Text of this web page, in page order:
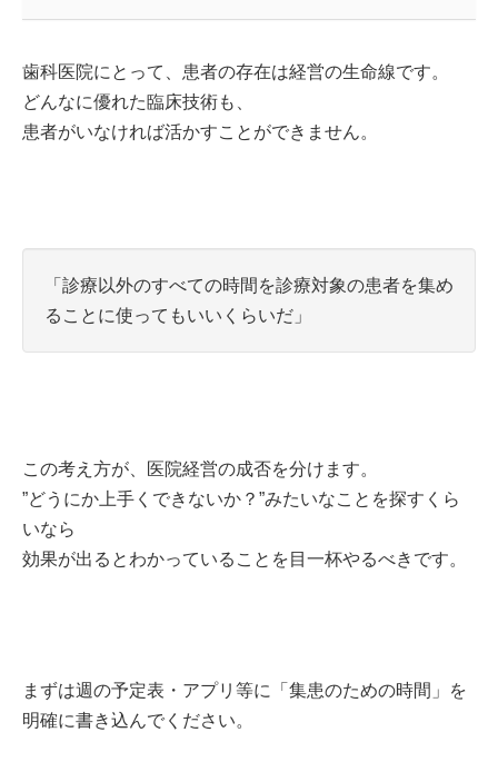
歯科医院にとって、患者の存在は経営の生命線です。
どんなに優れた臨床技術も、
患者がいなければ活かすことができません。
「診療以外のすべての時間を診療対象の患者を集め
ることに使ってもいいくらいだ」
この考え方が、医院経営の成否を分けます。
”どうにか上手くできないか？”みたいなことを探すくら
いなら
効果が出るとわかっていることを目一杯やるべきです。
まずは週の予定表・アプリ等に「集患のための時間」を
明確に書き込んでください。